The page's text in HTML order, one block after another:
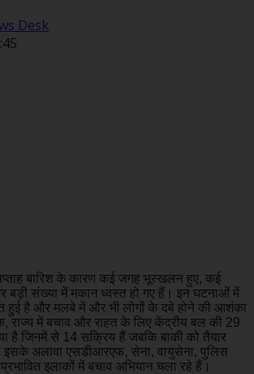
Desk
बारिश के कारण कई जगह भूस्खलन हुए, कई
बड़ी संख्या में मकान ध्वस्त हो गए हैं। इन घटनाओं में
हुई है और मलबे में और भी लोगों के दबे होने की आशंका
राज्य में बचाव और राहत के लिए केंद्रीय बल की 29
है जिनमें से 14 सक्रिय हैं जबकि बाकी को तैयार
इसके अलावा एसडीआरएफ, सेना, वायुसेना, पुलिस
इलाकों में बचाव अभियान चला रहे हैं।